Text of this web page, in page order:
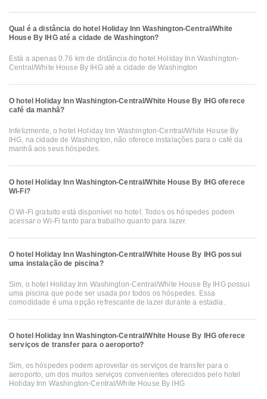
Qual é a distância do hotel Holiday Inn Washington-Central/White
House By IHG até a cidade de Washington?
Está a apenas 0.76 km de distância do hotel Holiday Inn Washington-
Central/White House By IHG até a cidade de Washington
O hotel Holiday Inn Washington-Central/White House By IHG oferece
café da manhã?
Infelizmente, o hotel Holiday Inn Washington-Central/White House By
IHG, na cidade de Washington, não oferece instalações para o café da
manhã aos seus hóspedes.
O hotel Holiday Inn Washington-Central/White House By IHG oferece
Wi-Fi?
O Wi-Fi gratuito está disponível no hotel. Todos os hóspedes podem
acessar o Wi-Fi tanto para trabalho quanto para lazer.
O hotel Holiday Inn Washington-Central/White House By IHG possui
uma instalação de piscina?
Sim, o hotel Holiday Inn Washington-Central/White House By IHG possui
uma piscina que pode ser usada por todos os hóspedes. Essa
comodidade é uma opção refrescante de lazer durante a estadia.
O hotel Holiday Inn Washington-Central/White House By IHG oferece
serviços de transfer para o aeroporto?
Sim, os hóspedes podem aproveitar os serviços de transfer para o
aeroporto, um dos muitos serviços convenientes oferecidos pelo hotel
Holiday Inn Washington-Central/White House By IHG